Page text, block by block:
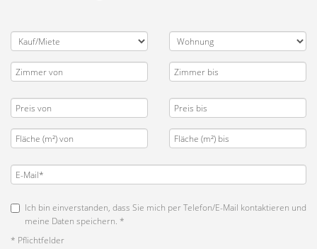
Ich bin einverstanden, dass Sie mich per Telefon/E-Mail kontaktieren und
meine Daten speichern. *
* Pflichtfelder